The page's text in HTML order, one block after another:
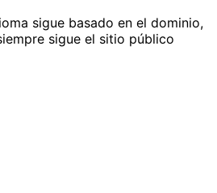
sigue basado en el dominio,
sigue el sitio público